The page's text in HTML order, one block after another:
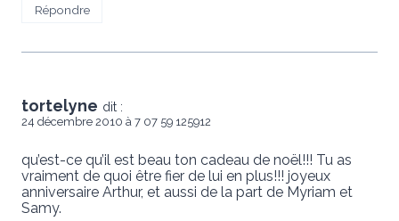
Répondre
tortelyne dit :
24 décembre 2010 à 7 07 59 125912
qu’est-ce qu’il est beau ton cadeau de noël!!! Tu as
vraiment de quoi être fier de lui en plus!!! joyeux
anniversaire Arthur, et aussi de la part de Myriam et
Samy.